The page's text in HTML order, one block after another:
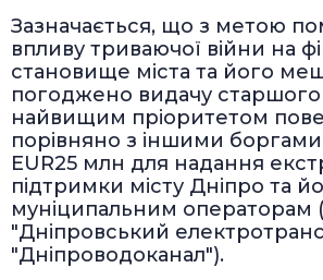
Зазначається, що з метою
впливу триваючої війни на
становище міста та його
погоджено видачу старшого
найвищим пріоритетом
порівняно з іншими
EUR25 млн для надання
підтримки місту Дніпро та
муніципальним операторам
"Дніпровський
"Дніпроводоканал").